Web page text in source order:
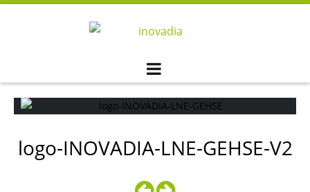
Skip
logo-INOVADIA-LNE-GEHSE-V2